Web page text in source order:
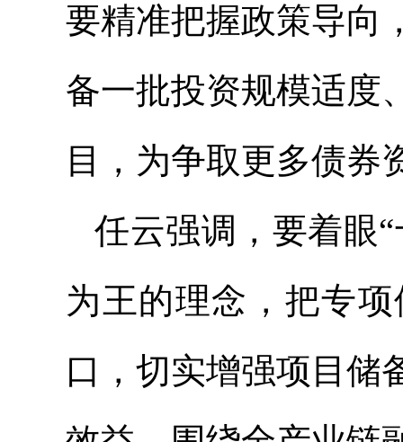
要精准把握政策导向
备一批投资规模适度
目，为争取更多债券
任云强调，要着眼
为王的理念，把专
口，切实增强项目储